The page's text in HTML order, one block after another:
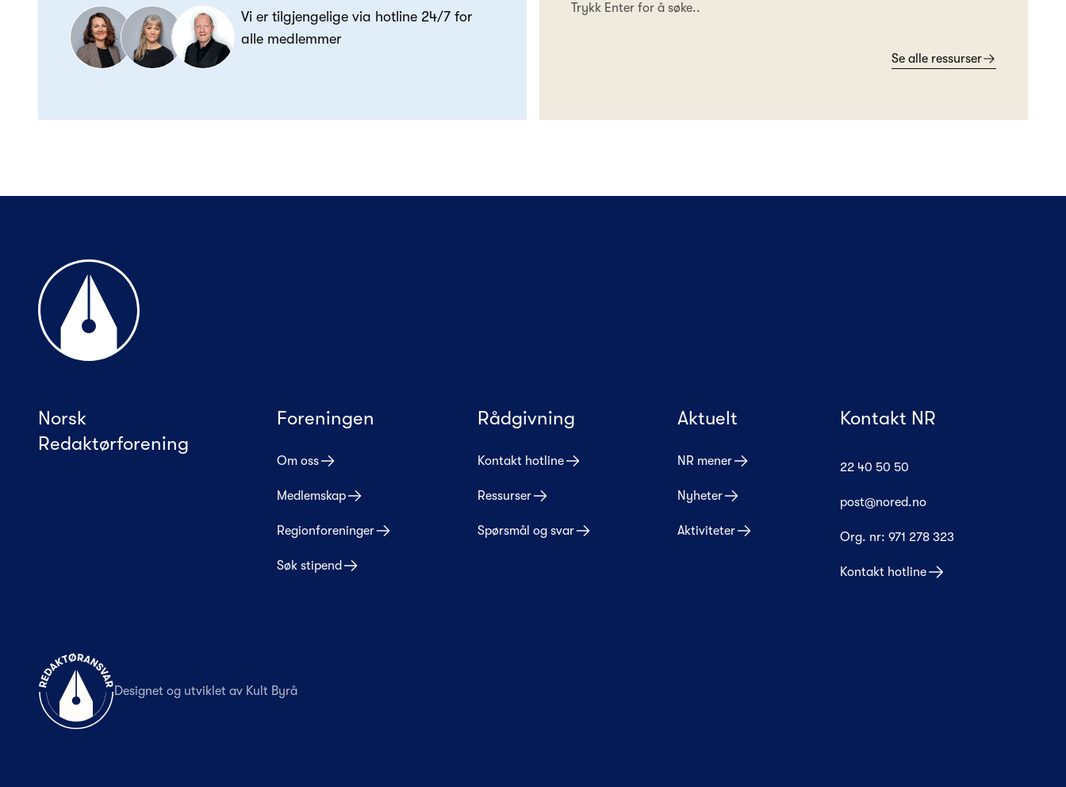
Vi er tilgjengelige via hotline 24/7 for
alle medlemmer
Trykk Enter for å søke..
Se alle ressurser
Til forsiden
Norsk
Redaktørforening
Foreningen
Om oss
Medlemskap
Regionforeninger
Søk stipend
Rådgivning
Kontakt hotline
Ressurser
Spørsmål og svar
Aktuelt
NR mener
Nyheter
Aktiviteter
Kontakt NR
22 40 50 50
post@nored.no
Org. nr:971 278 323
Kontakt hotline
Til forsiden
Designet og utviklet av Kult Byrå